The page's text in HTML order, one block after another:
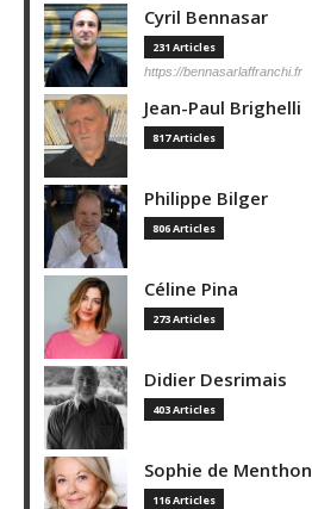
Cyril Bennasar
231 Articles
https://bennasarlaffranchi.fr
Jean-Paul Brighelli
817 Articles
Philippe Bilger
806 Articles
Céline Pina
273 Articles
Didier Desrimais
403 Articles
Sophie de Menthon
116 Articles